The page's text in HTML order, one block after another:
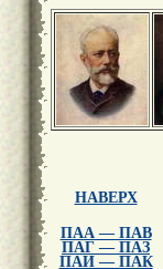
НАВЕРХ
ПАА — ПАВ
ПАГ — ПАЗ
ПАИ — ПАК